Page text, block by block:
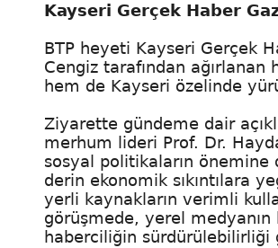
Kayseri Gerçek Haber
BTP heyeti Kayseri Gerçek
Cengiz tarafından
hem de Kayseri özelinde
Ziyarette gündeme dair
merhum lideri Prof. Dr.
sosyal politikaların
derin ekonomik sıkıntılara
yerli kaynakların verimli
görüşmede, yerel medyanın
haberciliğin sürdürülebilirliği